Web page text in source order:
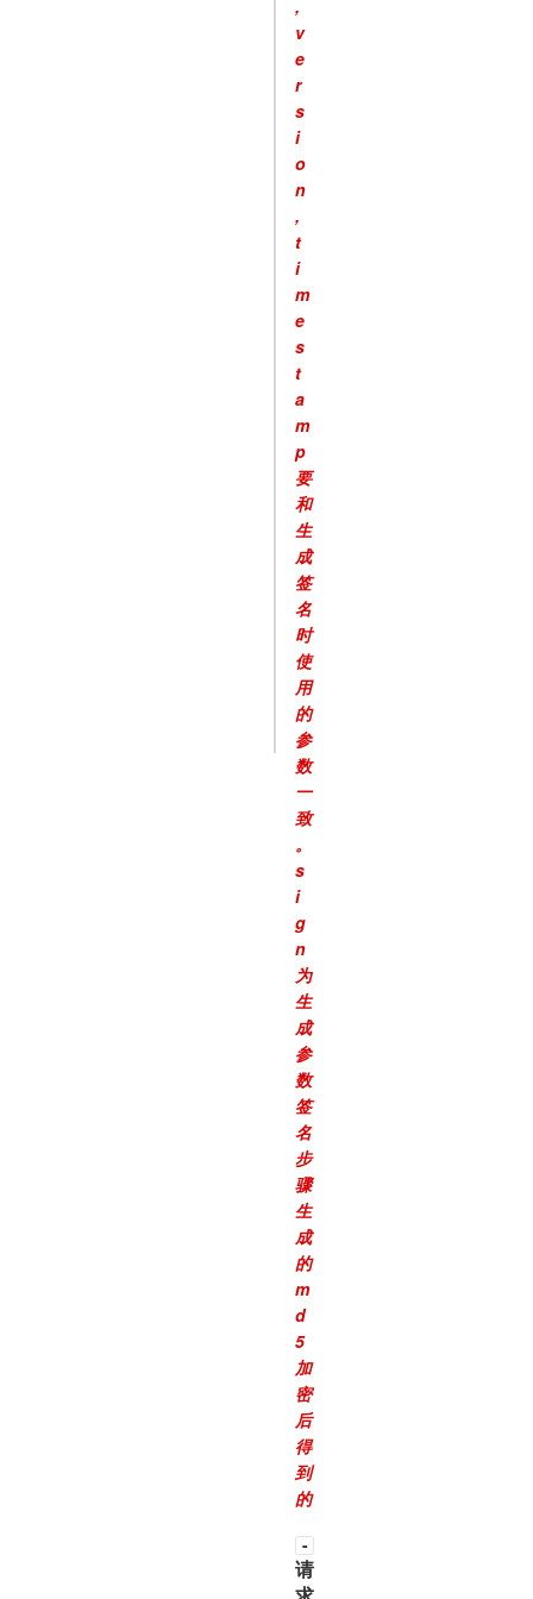
,
v
e
r
s
i
o
n
,
t
i
m
e
s
t
a
m
p
要
和
生
成
签
名
时
使
用
的
参
数
一
致
。
s
i
g
n
为
生
成
参
数
签
名
步
骤
生
成
的
m
d
5
加
密
后
得
到
的
-
请